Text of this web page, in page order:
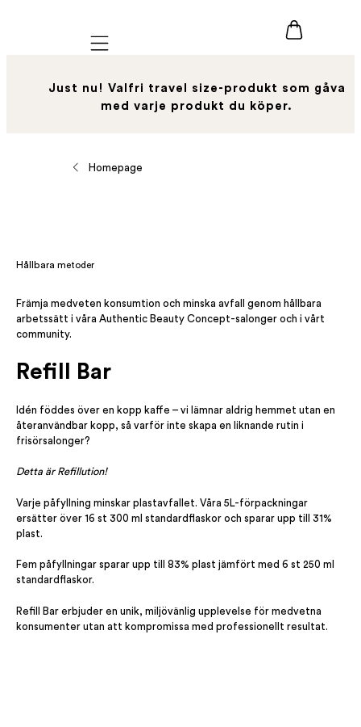
Mobile navigation
Just nu! Valfri travel size-produkt som gåva
med varje produkt du köper.
Homepage
Hållbara metoder
Främja medveten konsumtion och minska avfall genom hållbara
arbetssätt i våra Authentic Beauty Concept-salonger och i vårt
community.
Refill Bar
Idén föddes över en kopp kaffe – vi lämnar aldrig hemmet utan en
återanvändbar kopp, så varför inte skapa en liknande rutin i
frisörsalonger?
Detta är Refillution!
Varje påfyllning minskar plastavfallet. Våra 5L-förpackningar
ersätter över 16 st 300 ml standardflaskor och sparar upp till 31%
plast.
Fem påfyllningar sparar upp till 83% plast jämfört med 6 st 250 ml
standardflaskor.
Refill Bar erbjuder en unik, miljövänlig upplevelse för medvetna
konsumenter utan att kompromissa med professionellt resultat.